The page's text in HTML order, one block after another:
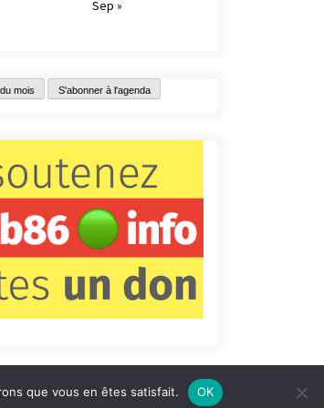
Sep »
mois S'abonner à l'agenda
nous ? Informations légales
que vous en êtes satisfait. OK